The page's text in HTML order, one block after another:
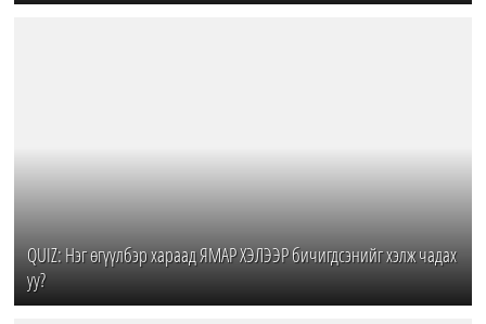
QUIZ: Нэг өгүүлбэр хараад ЯМАР ХЭЛЭЭР бичигдсэнийг хэлж чадах
уу?